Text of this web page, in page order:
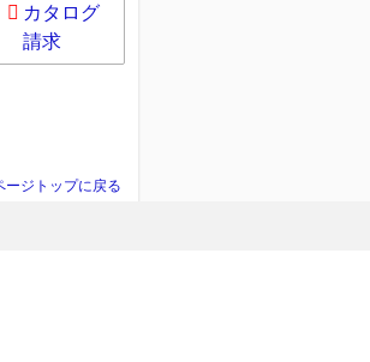
カタログ
請求
ージトップに戻る